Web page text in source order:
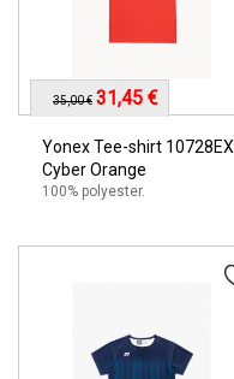
Yonex Tee-shirt 10728EX
Cyber Orange
100% polyester.
35,00 € 31,45 €